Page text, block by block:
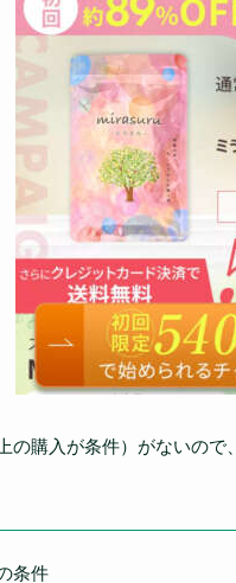
の購入が条件）がないの
条件